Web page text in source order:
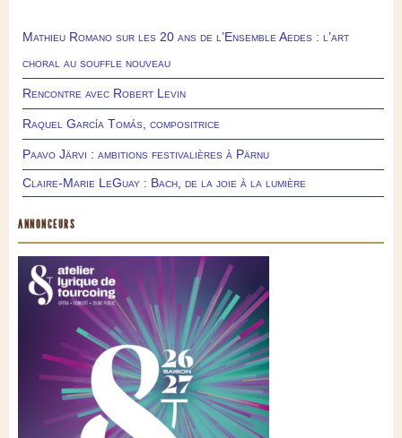
Mathieu Romano sur les 20 ans de l’Ensemble Aedes : l’art
choral au souffle nouveau
Rencontre avec Robert Levin
Raquel García Tomás, compositrice
Paavo Järvi : ambitions festivalières à Pärnu
Claire-Marie LeGuay : Bach, de la joie à la lumière
ANNONCEURS